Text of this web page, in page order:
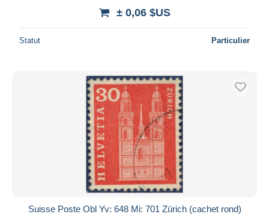
± 0,06 $US
Statut Particulier
Suisse Poste Obl Yv: 648 Mi: 701 Zürich (cachet rond)